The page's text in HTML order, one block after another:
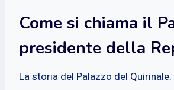
Come si chiama il
presidente della
La storia del Palazzo del Quirinale.